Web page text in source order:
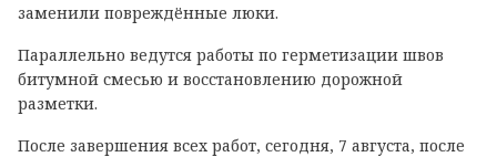
заменили повреждённые люки.
Параллельно ведутся работы по герметизации швов
битумной смесью и восстановлению дорожной
разметки.
После завершения всех работ, сегодня, 7 августа, после